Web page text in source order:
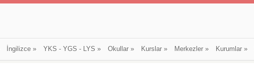
İngilizce» YKS - YGS - LYS » Okullar» Kurslar» Merkezler» Kurumlar»